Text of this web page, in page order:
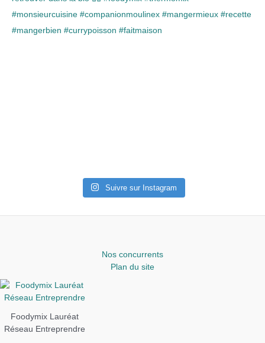
Suivre sur Instagram
Nos concurrents
Plan du site
Foodymix Lauréat
Réseau Entreprendre